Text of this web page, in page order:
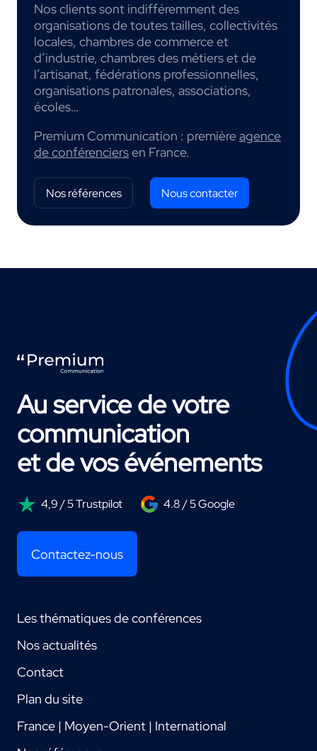
Nos clients sont indifféremment des
organisations de toutes tailles, collectivités
locales, chambres de commerce et
d’industrie, chambres des métiers et de
l’artisanat, fédérations professionnelles,
organisations patronales, associations,
écoles…
Premium Communication : premièreagence
de conférenciersen France.
Nos références Nous contacter
Au service de votre
communication
et de vos événements
4,9 / 5 Trustpilot 4.8 / 5 Google
Contactez-nous
Les thématiques de conférences
Nos actualités
Contact
Plan du site
France | Moyen-Orient | International